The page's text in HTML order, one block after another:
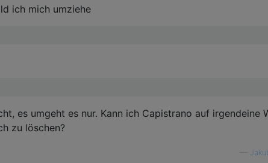
ich mich umziehe
es umgeht es nur. Kann ich Capistrano auf irgendeine
zu löschen?